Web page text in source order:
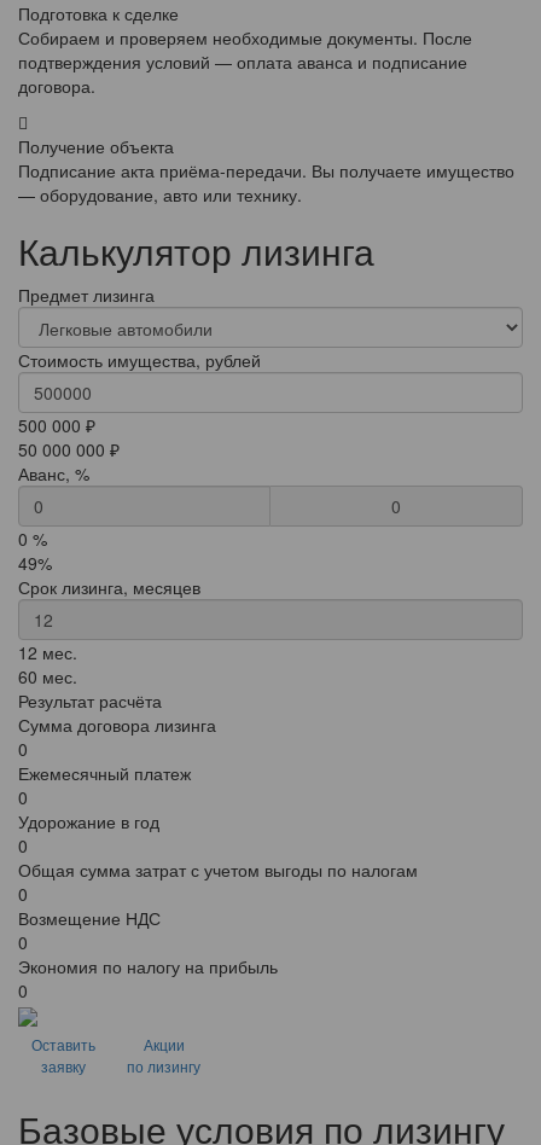
Подготовка к сделке
Собираем и проверяем необходимые документы. После
подтверждения условий — оплата аванса и подписание
договора.
Получение объекта
Подписание акта приёма-передачи. Вы получаете имущество
— оборудование, авто или технику.
Калькулятор лизинга
Предмет лизинга
Стоимость имущества, рублей
500 000 ₽
50 000 000 ₽
Аванс, %
0
0 %
49%
Срок лизинга, месяцев
12 мес.
60 мес.
Результат расчёта
Сумма договора лизинга
0
Ежемесячный платеж
0
Удорожание в год
0
Общая сумма затрат с учетом выгоды по налогам
0
Возмещение НДС
0
Экономия по налогу на прибыль
0
Оставить
заявку
Акции
по лизингу
Базовые условия по лизингу